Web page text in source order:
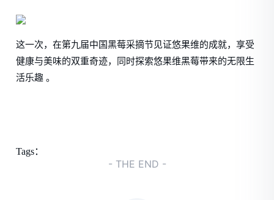
这一次，在第九届中国黑莓采摘节见证悠果维的成就，享受
健康与美味的双重奇迹，同时探索悠果维黑莓带来的无限生
活乐趣 。
Tags：
- THE END -